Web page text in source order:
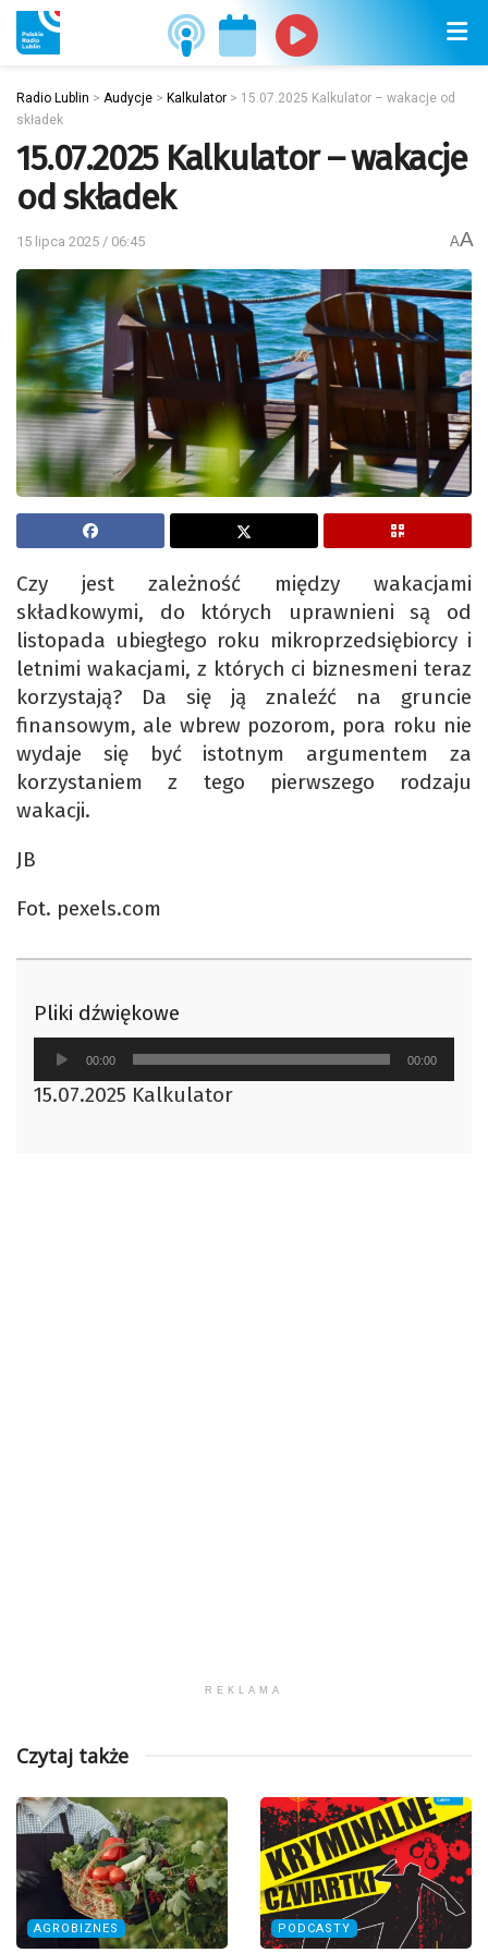
Radio Lublin > Audycje > Kalkulator > 15.07.2025 Kalkulator – wakacje od
składek
15.07.2025 Kalkulator – wakacje
od składek
15 lipca 2025 / 06:45 AA
Czy jest zależność między wakacjami
składkowymi, do których uprawnieni są od
listopada ubiegłego roku mikroprzedsiębiorcy i
letnimi wakacjami, z których ci biznesmeni teraz
korzystają? Da się ją znaleźć na gruncie
finansowym, ale wbrew pozorom, pora roku nie
wydaje się być istotnym argumentem za
korzystaniem z tego pierwszego rodzaju
wakacji.
JB
Fot. pexels.com
Pliki dźwiękowe
Odtwarzacz
plików
dźwiękowych
00:00 00:00
15.07.2025 Kalkulator
REKLAMA
Czytaj także
AGROBIZNES PODCASTY